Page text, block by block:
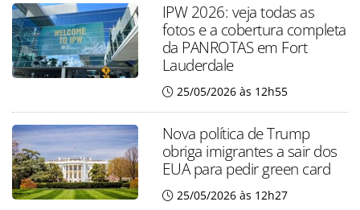
IPW 2026: veja todas as
fotos e a cobertura completa
da PANROTAS em Fort
Lauderdale
25/05/2026 às 12h55
Nova política de Trump
obriga imigrantes a sair dos
EUA para pedir green card
25/05/2026 às 12h27